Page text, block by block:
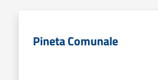
Pineta Comunale